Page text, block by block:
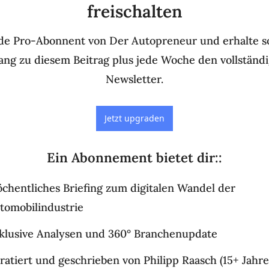
freischalten
Pro-Abonnent von Der Autopreneur und erhalte
zu diesem Beitrag plus jede Woche den
Newsletter.
Jetzt upgraden
Ein Abonnement bietet dir::
Briefing zum digitalen Wandel der
Analysen und 360° Branchenupdate
und geschrieben von Philipp Raasch (15+ Jahre